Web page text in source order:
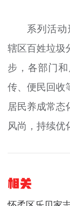
系列活
辖区百姓垃圾
步，各部门
传、便民回收
居民养成常态
风尚，持续优
相关